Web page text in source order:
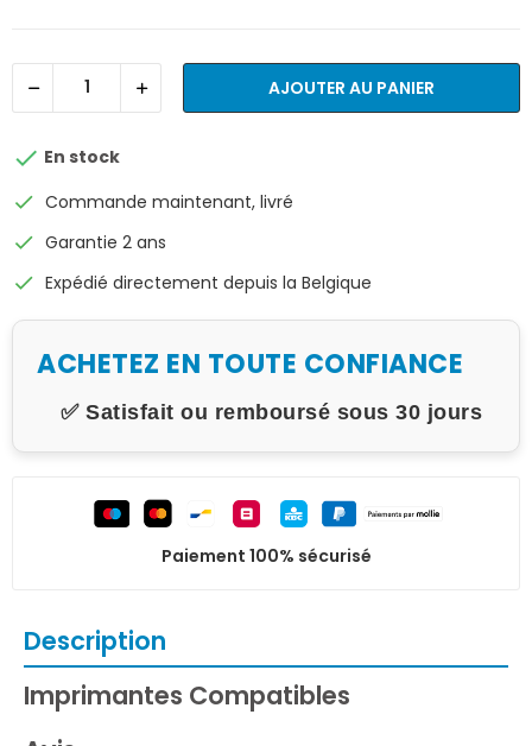
AJOUTER AU PANIER
 En stock
check Commande maintenant, livré
check Garantie 2 ans
check Expédié directement depuis la Belgique
ACHETEZ EN TOUTE CONFIANCE
✅ Satisfait ou remboursé sous 30 jours
Paiement 100% sécurisé
Description
Imprimantes Compatibles